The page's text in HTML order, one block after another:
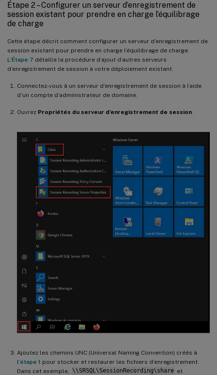
Étape 2 – Configurer un serveur d’enregistrement de
session existant pour prendre en charge l’équilibrage
de charge
Cette étape décrit comment configurer un serveur d’enregistrement de
session existant pour prendre en charge l’équilibrage de charge.
L’Étape 7 détaille la procédure d’ajout d’autres serveurs
d’enregistrement de session à votre déploiement existant.
Connectez-vous à un serveur d’enregistrement de session à l’aide
d’un compte d’administrateur de domaine.
Ouvrez Propriétés du serveur d’enregistrement de session.
Ajoutez les chemins UNC (Universal Naming Convention) créés à
l’étape 1 pour stocker et restaurer les fichiers d’enregistrement.
Dans cet exemple,
\\SRSQL\SessionRecording\share et